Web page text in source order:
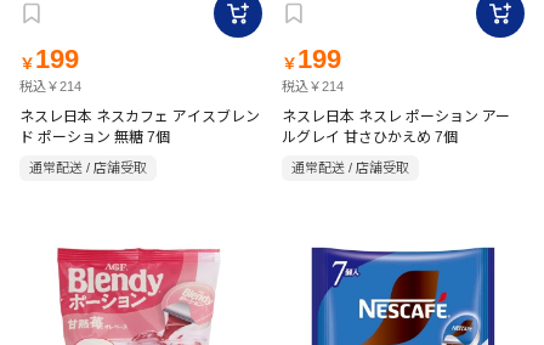
￥ 199
税込￥214
ネスレ日本 ネスカフェ アイスブレン
ド ポーション 無糖 7個
通常配送 / 店舗受取
￥ 199
税込￥214
ネスレ日本 ネスレ ポーション アー
ルグレイ 甘さひかえめ 7個
通常配送 / 店舗受取